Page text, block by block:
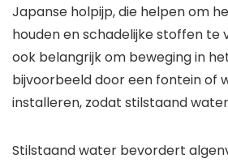
Japanse holpijp, die helpen om
houden en schadelijke stoffen te
ook belangrijk om beweging in
bijvoorbeeld door een fontein of
installeren, zodat stilstaand
Stilstaand water bevordert